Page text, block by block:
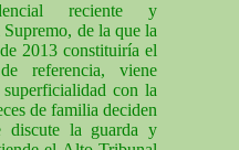
reciente y
de la que la
2013 constituiría el
referencia, viene
con la
de familia deciden
discute la guarda y